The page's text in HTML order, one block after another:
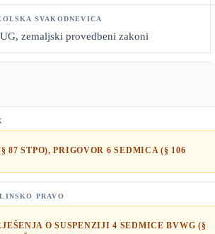
zemaljski provedbeni zakoni
87 STPO), PRIGOVOR 6 SEDMICA (§ 106
O SUSPENZIJI 4 SEDMICE BVWG (§